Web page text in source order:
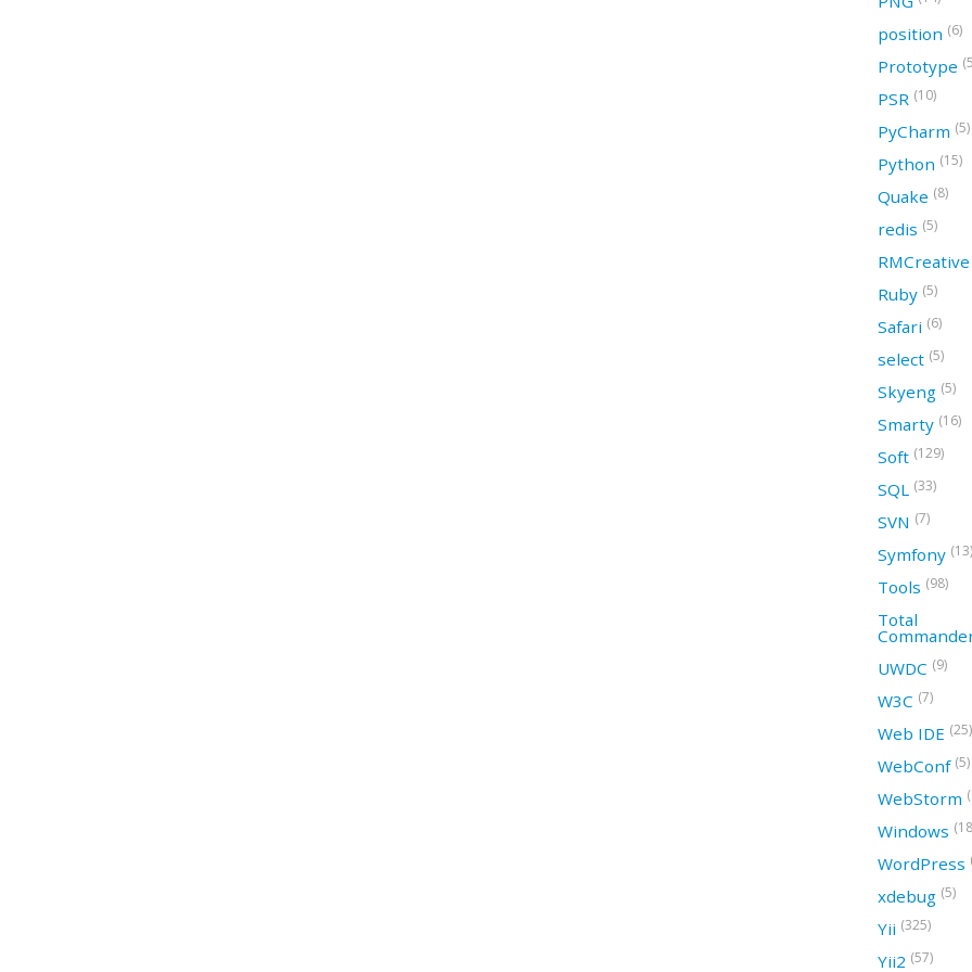
position (6)
Prototype
PSR (10)
PyCharm (5)
Python (15)
Quake (8)
redis (5)
RMCreative
Ruby (5)
Safari (6)
select (5)
Skyeng (5)
Smarty (16)
Soft (129)
SQL (33)
SVN (7)
Symfony (13)
Tools (98)
Total
UWDC (9)
W3C (7)
Web IDE (25)
WebConf (5)
WebStorm
Windows
WordPress
xdebug (5)
Yii (325)
Yii2 (57)